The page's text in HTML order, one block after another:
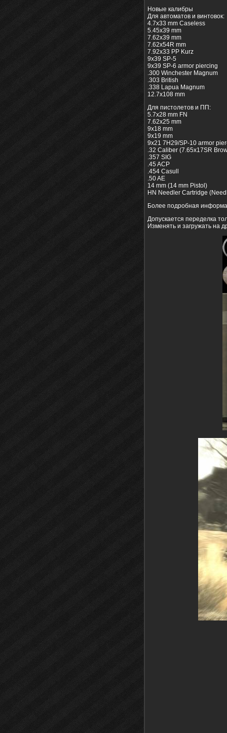
Новые калибры
Для автоматов и винтовок:
4.7x33 mm Caseless
5.45x39 mm
7.62x39 mm
7.62x54R mm
7.92x33 PP Kurz
9x39 SP-5
9x39 SP-6 armor piercing
.300 Winchester Magnum
.303 British
.338 Lapua Magnum
12.7x108 mm
Для пистолетов и ПП:
5.7x28 mm FN
7.62x25 mm
9x18 mm
9x19 mm
9х21 7H29/SP-10 armor
.32 Caliber (7.65x17SR
.357 SIG
.45 ACP
.454 Casull
.50 AE
14 mm (14 mm Pistol)
HN Needler Cartridge
Более подробная
Допускается переделка
Изменять и загружать на